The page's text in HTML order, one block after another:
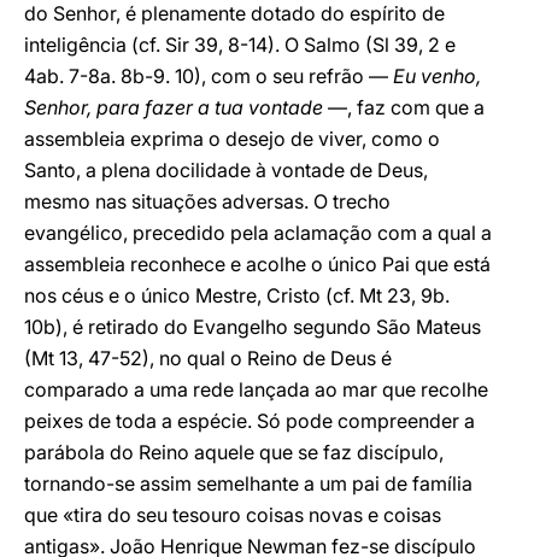
do Senhor, é plenamente dotado do espírito de
inteligência (cf. Sir 39, 8-14). O Salmo (Sl 39, 2 e
4ab. 7-8a. 8b-9. 10), com o seu refrão — Eu venho,
Senhor, para fazer a tua vontade —, faz com que a
assembleia exprima o desejo de viver, como o
Santo, a plena docilidade à vontade de Deus,
mesmo nas situações adversas. O trecho
evangélico, precedido pela aclamação com a qual a
assembleia reconhece e acolhe o único Pai que está
nos céus e o único Mestre, Cristo (cf. Mt 23, 9b.
10b), é retirado do Evangelho segundo São Mateus
(Mt 13, 47-52), no qual o Reino de Deus é
comparado a uma rede lançada ao mar que recolhe
peixes de toda a espécie. Só pode compreender a
parábola do Reino aquele que se faz discípulo,
tornando-se assim semelhante a um pai de família
que «tira do seu tesouro coisas novas e coisas
antigas». João Henrique Newman fez-se discípulo